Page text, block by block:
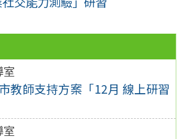
室
教師支持方案「12月 線上研習
室